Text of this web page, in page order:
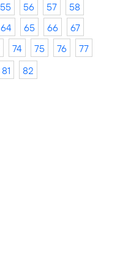
55 56 57
58
64 65 66
67
74 75 76
77
81 82